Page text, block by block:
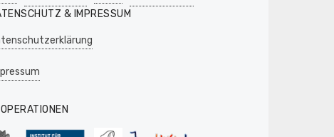
& IMPRESSUM